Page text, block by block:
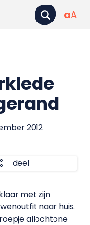
aA
2012
deel
met zijn
naar huis.
allochtone